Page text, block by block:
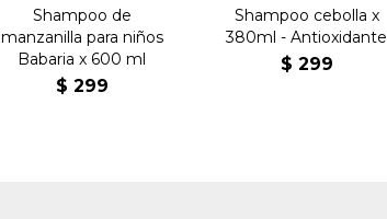
Shampoo de
manzanilla para niños
Babaria x 600 ml
$ 299
Shampoo cebolla x
380ml - Antioxidante
$ 299